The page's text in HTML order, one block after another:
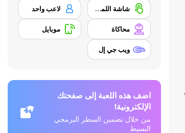
شاشة اللمس لاعب واحد
محاكاة موبايل
ويب جي إل
اضف هذه اللعبة إلى صفحتك
الإلكترونية!
من خلال تضمين السطر البرمجي
البسيط